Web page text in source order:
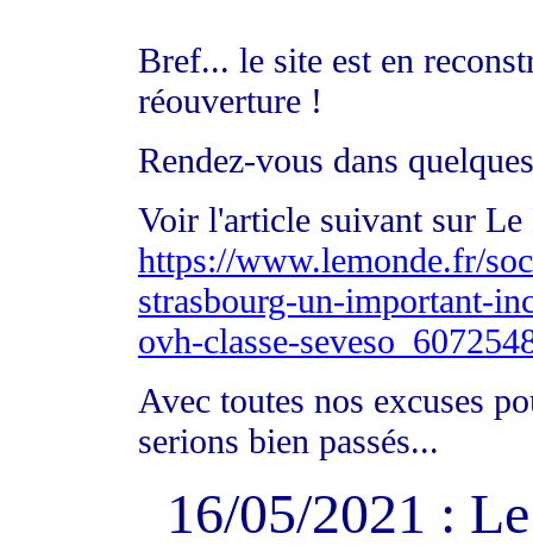
Bref... le site est en
réouverture !
Rendez-vous dans
Voir l'article suivant sur
https://www.lemonde.fr/
strasbourg-un-important-
ovh-classe-
Avec toutes nos excuses
serions bien passés...
16/05/2021 :